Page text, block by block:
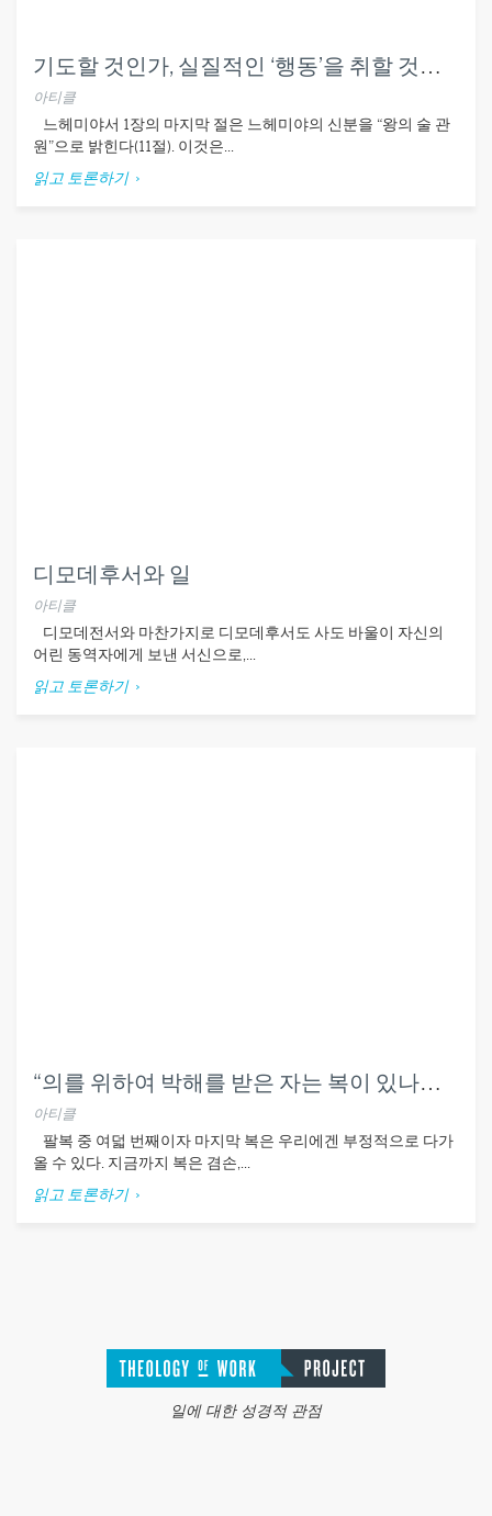
기도할 것인가, 실질적인 ‘행동’을 취할 것인가(느1:11-4:23)
아티클
느헤미야서 1장의 마지막 절은 느헤미야의 신분을 “왕의 술 관
원”으로 밝힌다(11절). 이것은...
읽고 토론하기
디모데후서와 일
아티클
디모데전서와 마찬가지로 디모데후서도 사도 바울이 자신의
어린 동역자에게 보낸 서신으로,...
읽고 토론하기
“의를 위하여 박해를 받은 자는 복이 있나니” 마 5:10
아티클
팔복 중 여덟 번째이자 마지막 복은 우리에겐 부정적으로 다가
올 수 있다. 지금까지 복은 겸손,...
읽고 토론하기
일에 대한 성경적 관점